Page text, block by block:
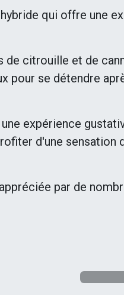
qui offre une
de citrouille et de
pour se détendre
expérience
d'une sensation
par de